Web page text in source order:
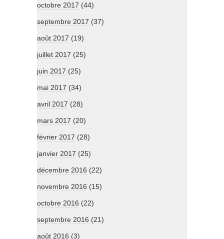
octobre 2017 (44)
septembre 2017 (37)
août 2017 (19)
juillet 2017 (25)
juin 2017 (25)
mai 2017 (34)
avril 2017 (28)
mars 2017 (20)
février 2017 (28)
janvier 2017 (25)
décembre 2016 (22)
novembre 2016 (15)
octobre 2016 (22)
septembre 2016 (21)
août 2016 (3)